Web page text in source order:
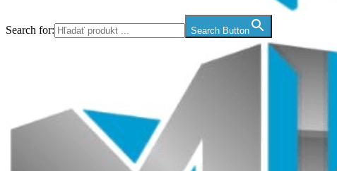
Search for: Search Button